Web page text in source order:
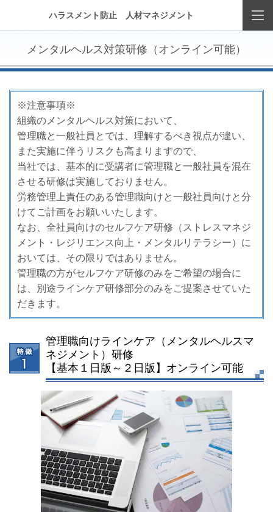
ハラスメント防止 人材マネジメント
メンタルヘルス対策研修（オンライン可能）
※注意事項※
組織のメンタルヘルス対策において、
管理職と一般社員とでは、理解するべき視点が違い、
また実施に伴うリスクも高まりますので、
当社では、基本的に受講者に管理職と一般社員を混在
させる研修は実施しておりません。
労務管理上責任のある管理職向けと一般社員向けと分
けてご計画をお願いいたします。
なお、全社員向けのセルフケア研修（ストレスマネジ
メント・レジリエンス向上・メンタルリテラシー）に
おいては、その限りではありません。
管理職の方がセルフケア研修のみをご希望の場合に
は、別途ラインケア研修部分のみをご提案させていた
だきます。
管理職向けラインケア （メンタルヘルスマ
ネジメント）研修
【基本１日版～２日版】オンライン可能